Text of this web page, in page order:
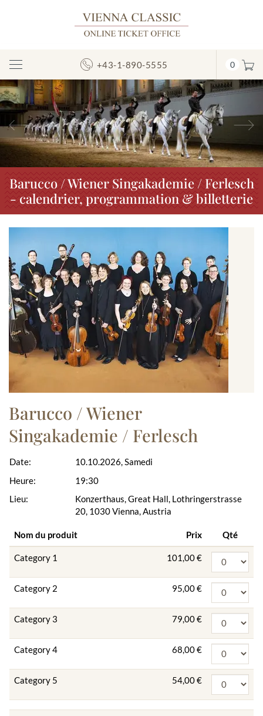
Afficher/masquer
la
navigation
+43-1-890-5555 0
Précédent
Barucco / Wiener Singakademie / Ferlesch
- calendrier, programmation & billetterie
Barucco / Wiener
Singakademie / Ferlesch
Date:
Heure:
Lieu:
10.10.2026, Samedi
19:30
Konzerthaus, Great Hall, Lothringerstrasse
20, 1030 Vienna, Austria
Nom du produit Prix Qté
Category 1 101,00 €
Category 2 95,00 €
Category 3 79,00 €
Category 4 68,00 €
Category 5 54,00 €